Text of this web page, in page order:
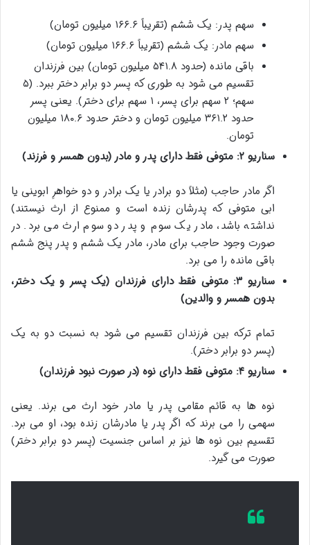
سهم پدر: یک ششم (تقریباً ۱۶۶.۶ میلیون تومان)
سهم مادر: یک ششم (تقریباً ۱۶۶.۶ میلیون تومان)
باقی مانده (حدود ۵۴۱.۸ میلیون تومان) بین فرزندان
تقسیم می شود به طوری که پسر دو برابر دختر ببرد. (۵
سهم؛ ۲ سهم برای پسر، ۱ سهم برای دختر). یعنی پسر
حدود ۳۶۱.۲ میلیون تومان و دختر حدود ۱۸۰.۶ میلیون
تومان.
سناریو ۲: متوفی فقط دارای پدر و مادر (بدون همسر و فرزند)
اگر مادر حاجب (مثلاً دو برادر یا یک برادر و دو خواهرِ ابوینی یا
ابی متوفی که پدرشان زنده است و ممنوع از ارث نیستند)
نداشته باشد، مادر یک سوم و پدر دو سوم ارث می برد. در
صورت وجود حاجب برای مادر، مادر یک ششم و پدر پنج ششم
باقی مانده را می برد.
سناریو ۳: متوفی فقط دارای فرزندان (یک پسر و یک دختر،
بدون همسر و والدین)
تمام ترکه بین فرزندان تقسیم می شود به نسبت دو به یک
(پسر دو برابر دختر).
سناریو ۴: متوفی فقط دارای نوه (در صورت نبود فرزندان)
نوه ها به قائم مقامی پدر یا مادر خود ارث می برند. یعنی
سهمی را می برند که اگر پدر یا مادرشان زنده بود، او می برد.
تقسیم بین نوه ها نیز بر اساس جنسیت (پسر دو برابر دختر)
صورت می گیرد.